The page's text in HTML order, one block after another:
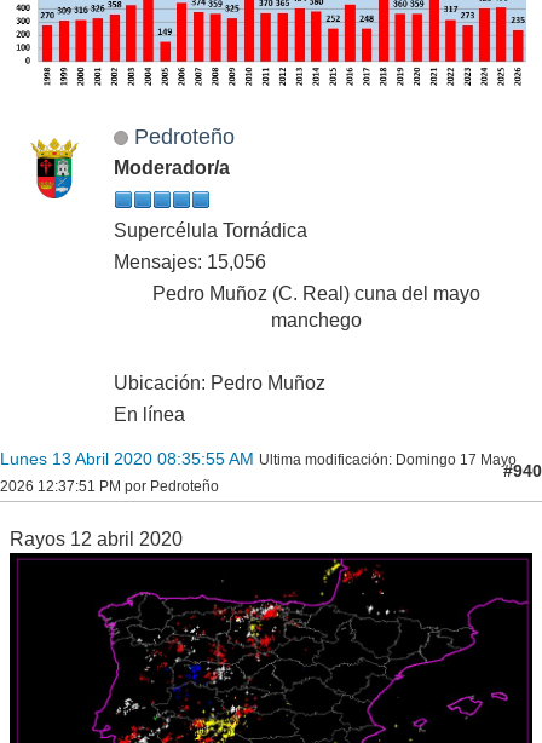
Pedroteño
Moderador/a
Supercélula Tornádica
Mensajes: 15,056
Pedro Muñoz (C. Real) cuna del mayo
manchego
Ubicación: Pedro Muñoz
En línea
Lunes 13 Abril 2020 08:35:55 AM Ultima modificación: Domingo 17 Mayo
2026 12:37:51 PM por Pedroteño
#940
Rayos 12 abril 2020